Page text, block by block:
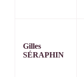
Gilles
SÉRAPHIN